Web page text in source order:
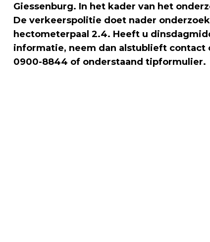
Giessenburg. In het kader van het
De verkeerspolitie doet nader
hectometerpaal 2.4. Heeft u
informatie, neem dan alstublieft contact
0900-8844 of onderstaand tipformulier.